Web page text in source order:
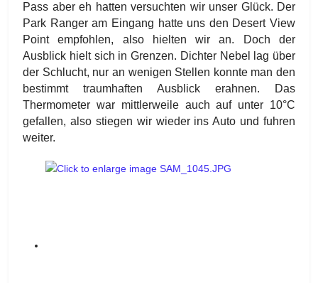
Pass aber eh hatten versuchten wir unser Glück. Der
Park Ranger am Eingang hatte uns den Desert View
Point empfohlen, also hielten wir an. Doch der
Ausblick hielt sich in Grenzen. Dichter Nebel lag über
der Schlucht, nur an wenigen Stellen konnte man den
bestimmt traumhaften Ausblick erahnen. Das
Thermometer war mittlerweile auch auf unter 10°C
gefallen, also stiegen wir wieder ins Auto und fuhren
weiter.